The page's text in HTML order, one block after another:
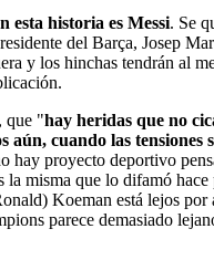
esta historia es Messi. Se
del Barça, Josep
y los hinchas tendrán al
que "hay heridas que no
aún, cuando las tensiones
hay proyecto deportivo
la misma que lo difamó hace
Koeman está lejos por
parece demasiado